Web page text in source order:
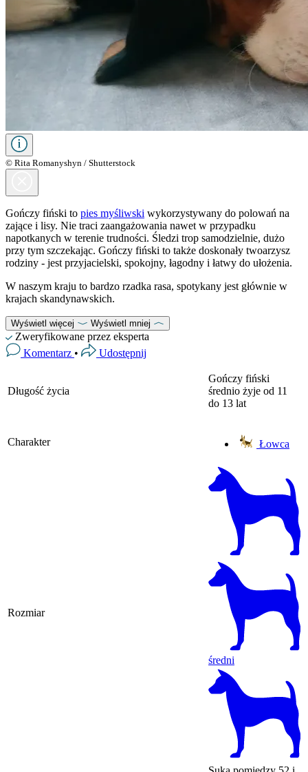
© Rita Romanyshyn / Shutterstock
Gończy fiński to pies myśliwski wykorzystywany do polowań na
zające i lisy. Nie traci zaangażowania nawet w przypadku
napotkanych w terenie trudności. Śledzi trop samodzielnie, dużo
przy tym szczekając. Gończy fiński to także doskonały twoarzysz
rodziny - jest przyjacielski, spokojny, łagodny i łatwy do ułożenia.
W naszym kraju to bardzo rzadka rasa, spotykany jest głównie w
krajach skandynawskich.
Wyświetl więcej Wyświetl mniej
Zweryfikowane przez eksperta
Komentarz • Udostępnij
Długość życia
Gończy fiński
średnio żyje od 11
do 13 lat
Charakter Łowca
Rozmiar
średni